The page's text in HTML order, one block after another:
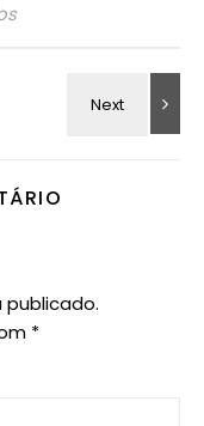
publicado.
*